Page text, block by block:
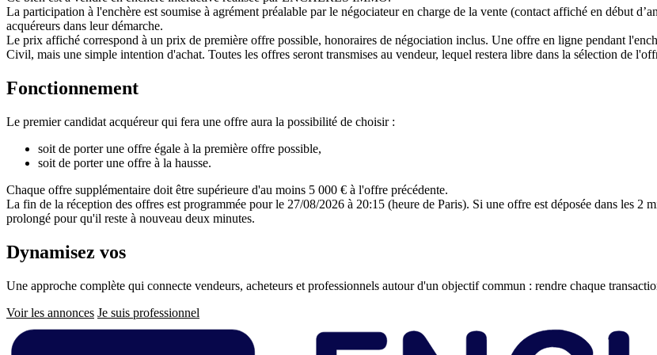
La participation à l'enchère est soumise à agrément préalable par le négociateur en charge de la vente (contact affiché en début
acquéreurs dans leur démarche.
Le prix affiché correspond à un prix de première offre possible, honoraires de négociation inclus. Une offre en ligne pendant
Civil, mais une simple intention d'achat. Toutes les offres seront transmises au vendeur, lequel restera libre dans la sélection de
Fonctionnement
Le premier candidat acquéreur qui fera une offre aura la possibilité de choisir :
soit de porter une offre égale à la première offre possible,
soit de porter une offre à la hausse.
Chaque offre supplémentaire doit être supérieure d'au moins 5 000 € à l'offre précédente.
La fin de la réception des offres est programmée pour le 27/08/2026 à 20:15 (heure de Paris). Si une offre est déposée dans les 2
prolongé pour qu'il reste à nouveau deux minutes.
Dynamisez vos
Une approche complète qui connecte vendeurs, acheteurs et professionnels autour d'un objectif commun : rendre chaque
Voir les annonces Je suis professionnel
Pied